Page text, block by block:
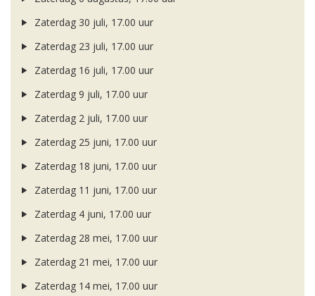
Zaterdag 30 juli, 17.00 uur
Zaterdag 23 juli, 17.00 uur
Zaterdag 16 juli, 17.00 uur
Zaterdag 9 juli, 17.00 uur
Zaterdag 2 juli, 17.00 uur
Zaterdag 25 juni, 17.00 uur
Zaterdag 18 juni, 17.00 uur
Zaterdag 11 juni, 17.00 uur
Zaterdag 4 juni, 17.00 uur
Zaterdag 28 mei, 17.00 uur
Zaterdag 21 mei, 17.00 uur
Zaterdag 14 mei, 17.00 uur